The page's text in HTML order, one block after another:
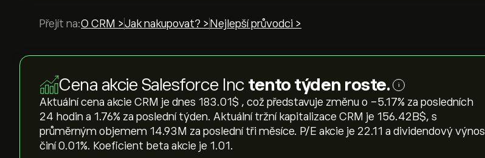
Přejít na:O CRM >Jak nakupovat? > Nejlepší průvodci >
Cena akcie Salesforce Inc tento týden roste. i
Aktuální cena akcie CRM je dnes 183.01‎$‎ , což představuje změnu o ‎-5.17‎% za posledních
24 hodin a ‎1.76‎% za poslední týden. Aktuální tržní kapitalizace CRM je 156.42B‎$‎, s
průměrným objemem 14.93M za poslední tři měsíce. P/E akcie je 22.11 a dividendový výnos
činí 0.01%. Koeficient beta akcie je 1.01.